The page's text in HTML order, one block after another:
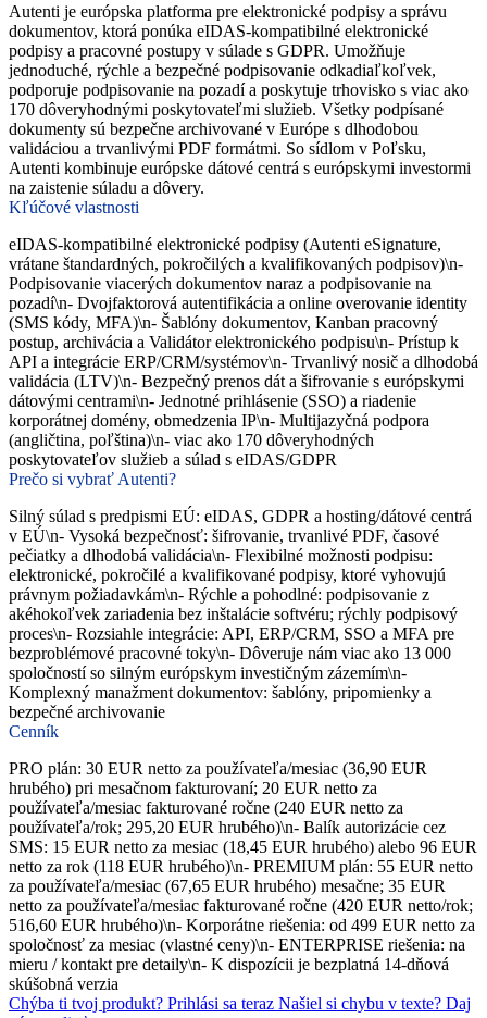
Autenti je európska platforma pre elektronické podpisy a správu
dokumentov, ktorá ponúka eIDAS-kompatibilné elektronické
podpisy a pracovné postupy v súlade s GDPR. Umožňuje
jednoduché, rýchle a bezpečné podpisovanie odkadiaľkoľvek,
podporuje podpisovanie na pozadí a poskytuje trhovisko s viac ako
170 dôveryhodnými poskytovateľmi služieb. Všetky podpísané
dokumenty sú bezpečne archivované v Európe s dlhodobou
validáciou a trvanlivými PDF formátmi. So sídlom v Poľsku,
Autenti kombinuje európske dátové centrá s európskymi investormi
na zaistenie súladu a dôvery.
Kľúčové vlastnosti
eIDAS-kompatibilné elektronické podpisy (Autenti eSignature,
vrátane štandardných, pokročilých a kvalifikovaných podpisov)\n-
Podpisovanie viacerých dokumentov naraz a podpisovanie na
pozadí\n- Dvojfaktorová autentifikácia a online overovanie identity
(SMS kódy, MFA)\n- Šablóny dokumentov, Kanban pracovný
postup, archivácia a Validátor elektronického podpisu\n- Prístup k
API a integrácie ERP/CRM/systémov\n- Trvanlivý nosič a dlhodobá
validácia (LTV)\n- Bezpečný prenos dát a šifrovanie s európskymi
dátovými centrami\n- Jednotné prihlásenie (SSO) a riadenie
korporátnej domény, obmedzenia IP\n- Multijazyčná podpora
(angličtina, poľština)\n- viac ako 170 dôveryhodných
poskytovateľov služieb a súlad s eIDAS/GDPR
Prečo si vybrať Autenti?
Silný súlad s predpismi EÚ: eIDAS, GDPR a hosting/dátové centrá
v EÚ\n- Vysoká bezpečnosť: šifrovanie, trvanlivé PDF, časové
pečiatky a dlhodobá validácia\n- Flexibilné možnosti podpisu:
elektronické, pokročilé a kvalifikované podpisy, ktoré vyhovujú
právnym požiadavkám\n- Rýchle a pohodlné: podpisovanie z
akéhokoľvek zariadenia bez inštalácie softvéru; rýchly podpisový
proces\n- Rozsiahle integrácie: API, ERP/CRM, SSO a MFA pre
bezproblémové pracovné toky\n- Dôveruje nám viac ako 13 000
spoločností so silným európskym investičným zázemím\n-
Komplexný manažment dokumentov: šablóny, pripomienky a
bezpečné archivovanie
Cenník
PRO plán: 30 EUR netto za používateľa/mesiac (36,90 EUR
hrubého) pri mesačnom fakturovaní; 20 EUR netto za
používateľa/mesiac fakturované ročne (240 EUR netto za
používateľa/rok; 295,20 EUR hrubého)\n- Balík autorizácie cez
SMS: 15 EUR netto za mesiac (18,45 EUR hrubého) alebo 96 EUR
netto za rok (118 EUR hrubého)\n- PREMIUM plán: 55 EUR netto
za používateľa/mesiac (67,65 EUR hrubého) mesačne; 35 EUR
netto za používateľa/mesiac fakturované ročne (420 EUR netto/rok;
516,60 EUR hrubého)\n- Korporátne riešenia: od 499 EUR netto za
spoločnosť za mesiac (vlastné ceny)\n- ENTERPRISE riešenia: na
mieru / kontakt pre detaily\n- K dispozícii je bezplatná 14-dňová
skúšobná verzia
Chýba ti tvoj produkt? Prihlási sa teraz Našiel si chybu v texte? Daj